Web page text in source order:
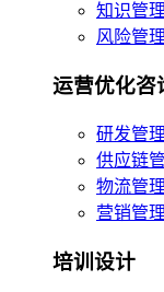
知识管理
风险管理
运营优化咨
研发管理
供应链
物流管理
营销管理
培训设计